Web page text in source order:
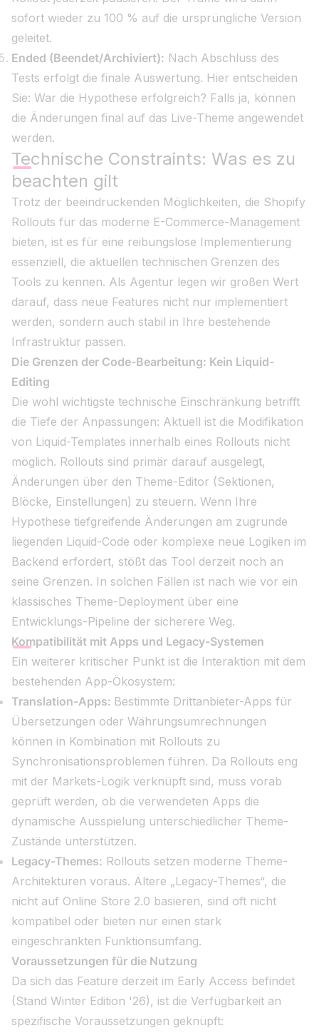
sofort wieder zu 100 % auf die ursprüngliche Version
geleitet.
Ended (Beendet/Archiviert): Nach Abschluss des
Tests erfolgt die finale Auswertung. Hier entscheiden
Sie: War die Hypothese erfolgreich? Falls ja, können
die Änderungen final auf das Live-Theme angewendet
werden.
Technische Constraints: Was es zu
beachten gilt
Trotz der beeindruckenden Möglichkeiten, die Shopify
Rollouts für das moderne E-Commerce-Management
bieten, ist es für eine reibungslose Implementierung
essenziell, die aktuellen technischen Grenzen des
Tools zu kennen. Als Agentur legen wir großen Wert
darauf, dass neue Features nicht nur implementiert
werden, sondern auch stabil in Ihre bestehende
Infrastruktur passen.
Die Grenzen der Code-Bearbeitung: Kein Liquid-
Editing
Die wohl wichtigste technische Einschränkung betrifft
die Tiefe der Anpassungen: Aktuell ist die Modifikation
von Liquid-Templates innerhalb eines Rollouts nicht
möglich. Rollouts sind primär darauf ausgelegt,
Änderungen über den Theme-Editor (Sektionen,
Blöcke, Einstellungen) zu steuern. Wenn Ihre
Hypothese tiefgreifende Änderungen am zugrunde
liegenden Liquid-Code oder komplexe neue Logiken im
Backend erfordert, stößt das Tool derzeit noch an
seine Grenzen. In solchen Fällen ist nach wie vor ein
klassisches Theme-Deployment über eine
Entwicklungs-Pipeline der sicherere Weg.
Kompatibilität mit Apps und Legacy-Systemen
Ein weiterer kritischer Punkt ist die Interaktion mit dem
bestehenden App-Ökosystem:
Translation-Apps: Bestimmte Drittanbieter-Apps für
Übersetzungen oder Währungsumrechnungen
können in Kombination mit Rollouts zu
Synchronisationsproblemen führen. Da Rollouts eng
mit der Markets-Logik verknüpft sind, muss vorab
geprüft werden, ob die verwendeten Apps die
dynamische Ausspielung unterschiedlicher Theme-
Zustände unterstützen.
Legacy-Themes: Rollouts setzen moderne Theme-
Architekturen voraus. Ältere „Legacy-Themes“, die
nicht auf Online Store 2.0 basieren, sind oft nicht
kompatibel oder bieten nur einen stark
eingeschränkten Funktionsumfang.
Voraussetzungen für die Nutzung
Da sich das Feature derzeit im Early Access befindet
(Stand Winter Edition '26), ist die Verfügbarkeit an
spezifische Voraussetzungen geknüpft: